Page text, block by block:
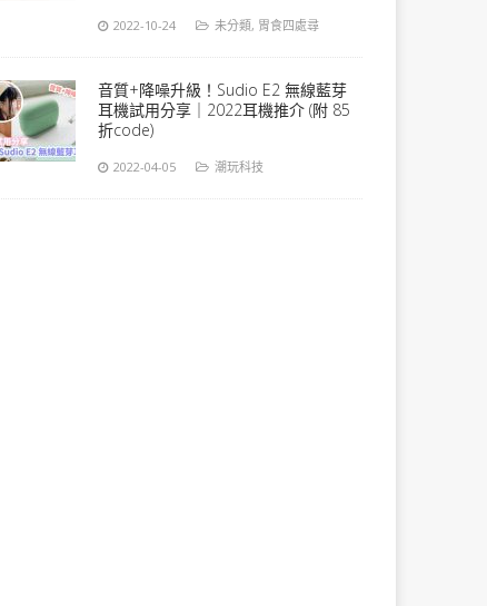
2022-10-24 未分類, 胃食四處尋
音質+降噪升級！Sudio E2 無線藍芽
耳機試用分享｜2022耳機推介 (附 85
折code)
2022-04-05 潮玩科技